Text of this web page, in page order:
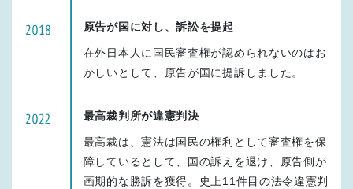
原告が国に対し、訴訟を提起
在外日本人に国民審査権が認められないのはお
かしいとして、原告が国に提訴しました。
最高裁判所が違憲判決
最高裁は、憲法は国民の権利として審査権を保
障しているとして、国の訴えを退け、原告側が
画期的な勝訴を獲得。史上11件目の法令違憲判